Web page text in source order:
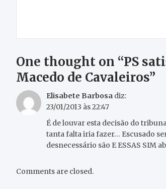
artigos
One thought on “PS
Macedo de Cavaleiros”
Elisabete Barbosa diz:
23/01/2013 às 22:47
É de louvar esta decisão do
tanta falta iria fazer… Escusado
desnecessário são E ESSAS SIM
Comments are closed.